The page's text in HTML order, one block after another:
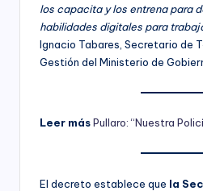
los capacita y los entrena para
habilidades digitales para
Ignacio Tabares, Secretario de
Gestión del Ministerio de
Leer másPullaro: “Nuestra
El decreto establece que la